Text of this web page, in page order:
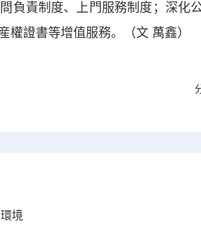
負責制度、上門服務制度；深化
權證書等增值服務。（文 萬鑫）
境